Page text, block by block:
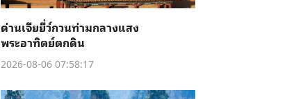
ด่านเจียยี่ว์กวนท่ามกลางแสง
พระอาทิตย์ตกดิน
2026-08-06 07:58:17